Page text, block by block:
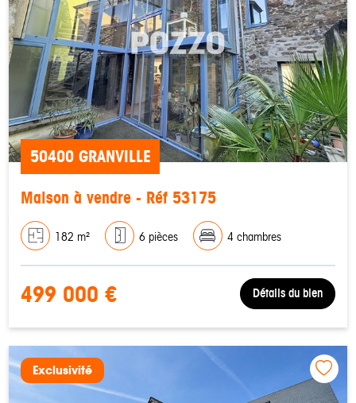
50400 GRANVILLE
Maison à vendre - Réf 53175
182 m² 6 pièces 4 chambres
499 000 € Détails du bien
Exclusivité